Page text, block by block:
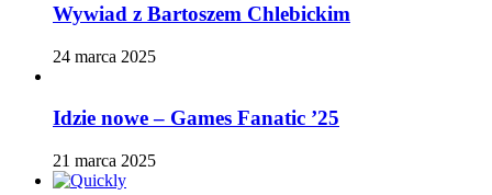
Wywiad z Bartoszem Chlebickim
24 marca 2025
Idzie nowe – Games Fanatic ’25
21 marca 2025